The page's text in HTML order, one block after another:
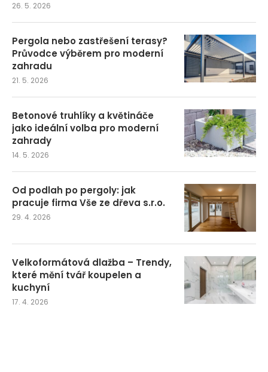
26. 5. 2026
Pergola nebo zastřešení terasy?
Průvodce výběrem pro moderní
zahradu
21. 5. 2026
Betonové truhlíky a květináče
jako ideální volba pro moderní
zahrady
14. 5. 2026
Od podlah po pergoly: jak
pracuje firma Vše ze dřeva s.r.o.
29. 4. 2026
Velkoformátová dlažba – Trendy,
které mění tvář koupelen a
kuchyní
17. 4. 2026